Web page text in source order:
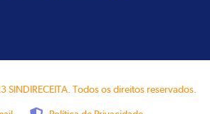
Todos os direitos reservados.